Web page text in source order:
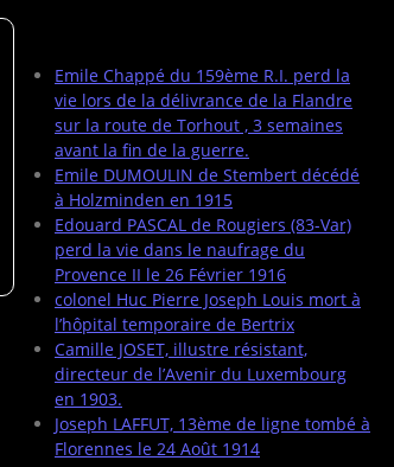
Emile Chappé du 159ème R.I. perd la
vie lors de la délivrance de la Flandre
sur la route de Torhout , 3 semaines
avant la fin de la guerre.
Emile DUMOULIN de Stembert décédé
à Holzminden en 1915
Edouard PASCAL de Rougiers (83-Var)
perd la vie dans le naufrage du
Provence II le 26 Février 1916
colonel Huc Pierre Joseph Louis mort à
l’hôpital temporaire de Bertrix
Camille JOSET, illustre résistant,
directeur de l’Avenir du Luxembourg
en 1903.
Joseph LAFFUT, 13ème de ligne tombé à
Florennes le 24 Août 1914